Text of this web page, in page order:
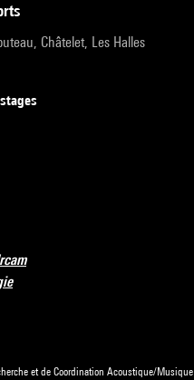
Châtelet, Les Halles
et de Coordination Acoustique/Musique